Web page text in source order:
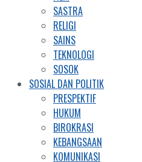
SASTRA
RELIGI
SAINS
TEKNOLOGI
SOSOK
SOSIAL DAN POLITIK
PRESPEKTIF
HUKUM
BIROKRASI
KEBANGSAAN
KOMUNIKASI